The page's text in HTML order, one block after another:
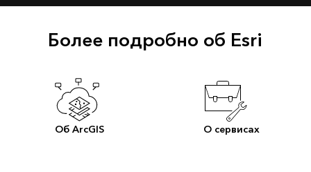
Более подробно об Esri
Об ArcGIS О сервисах